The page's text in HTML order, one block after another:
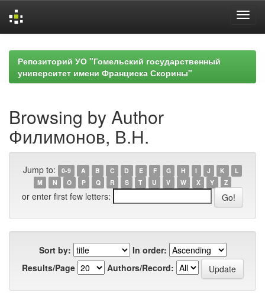
navigationРепозиторий УО "Гомельский государственный
университет имени Франциска Скорины"
Browsing by Author
Филимонов, В.Н.
Jump to: 0-9 A B C D E F G H I J K
L
M
N O P Q R S T U V W X Y Z
or enter first few letters:
Sort by:
In order:
Results/Page
Authors/Record: